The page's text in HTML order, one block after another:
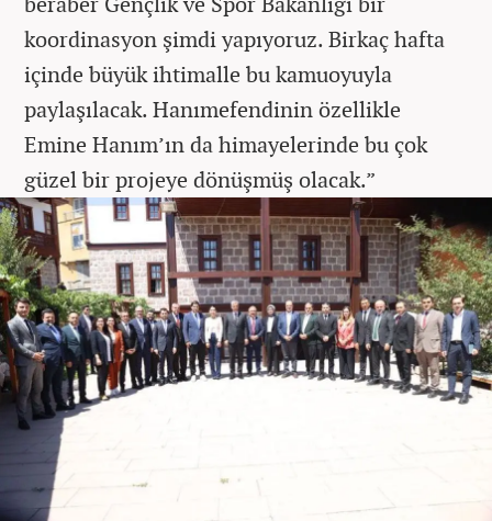
koordinasyon şimdi yapıyoruz. Birkaç hafta
içinde büyük ihtimalle bu kamuoyuyla
paylaşılacak. Hanımefendinin özellikle
Emine Hanım’ın da himayelerinde bu çok
güzel bir projeye dönüşmüş olacak.”